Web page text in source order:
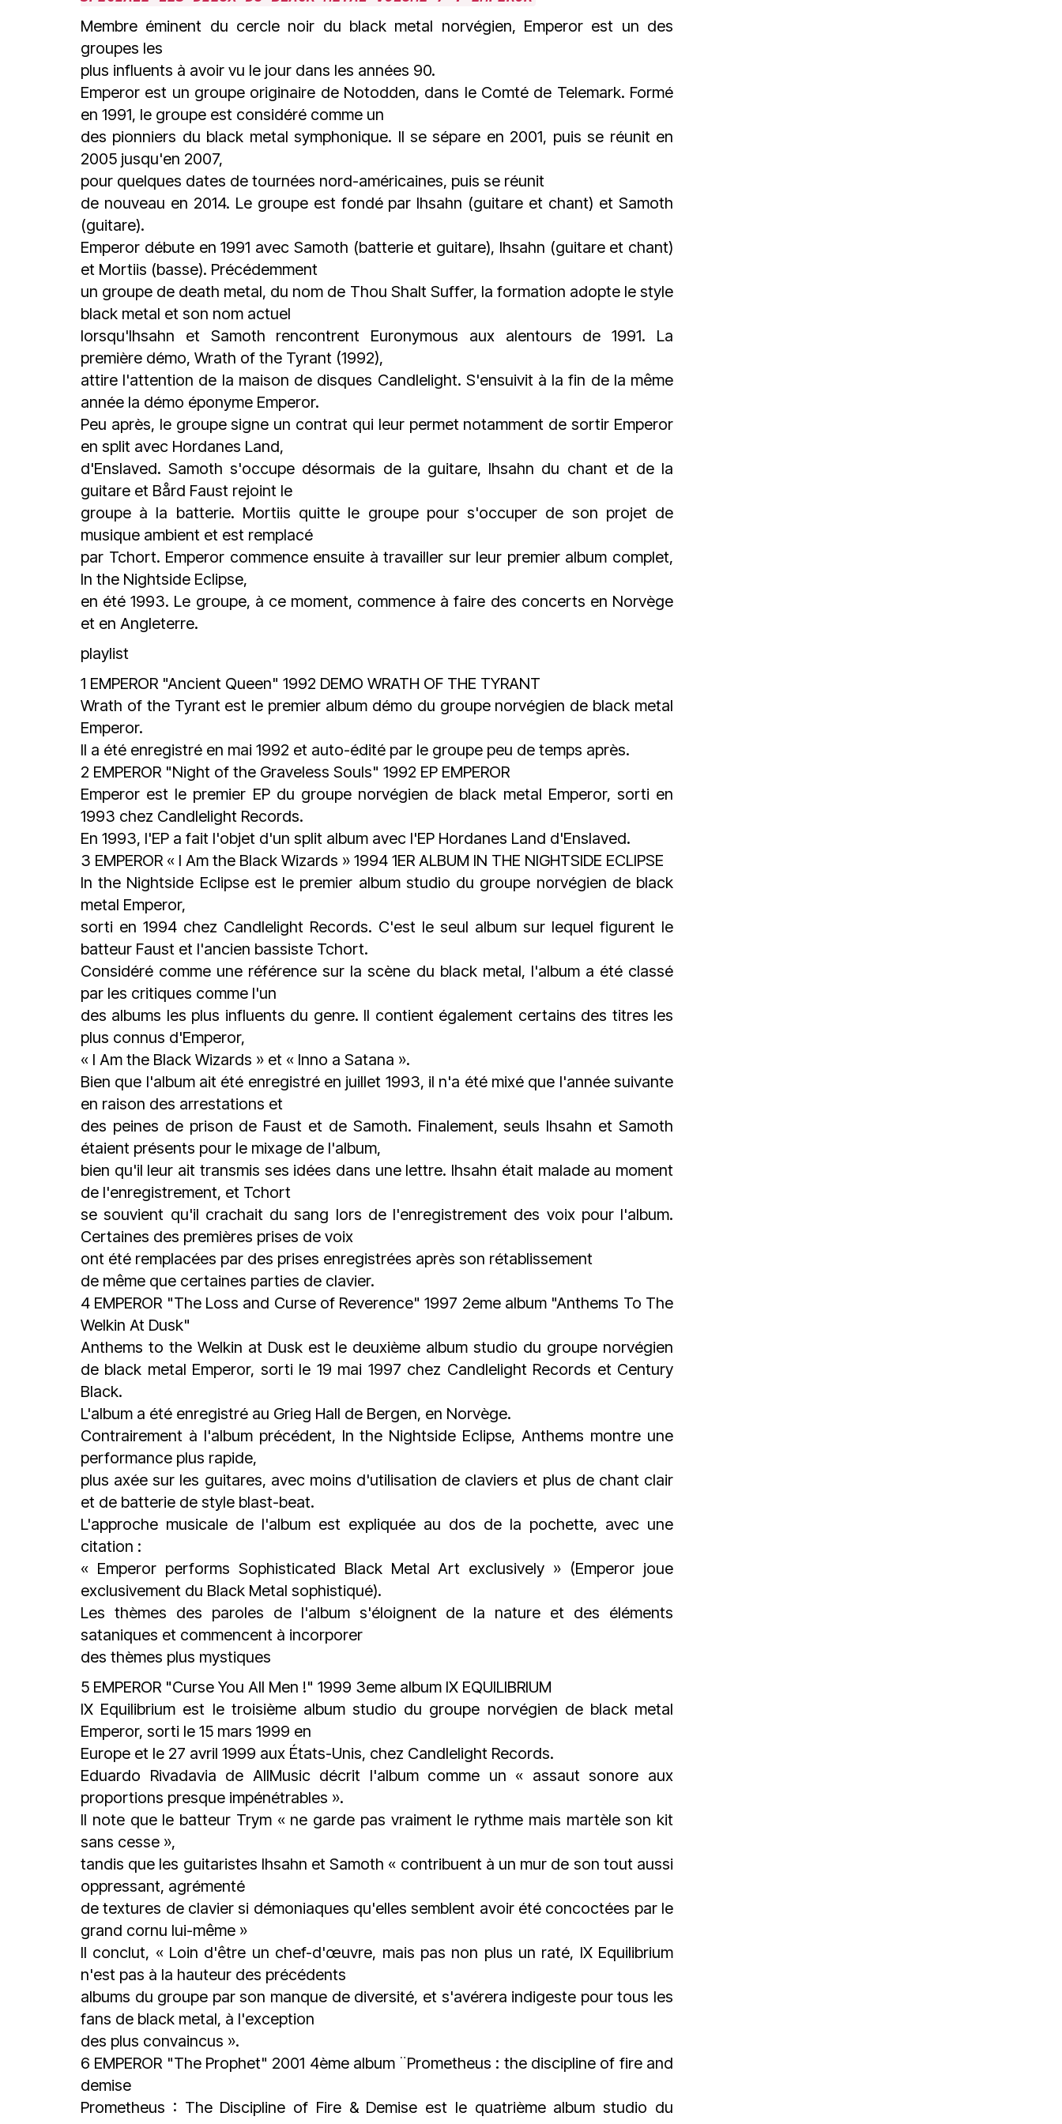
Membre éminent du cercle noir du black metal norvégien, Emperor est un des
groupes les
plus influents à avoir vu le jour dans les années 90.
Emperor est un groupe originaire de Notodden, dans le Comté de Telemark. Formé
en 1991, le groupe est considéré comme un
des pionniers du black metal symphonique. Il se sépare en 2001, puis se réunit en
2005 jusqu'en 2007,
pour quelques dates de tournées nord-américaines, puis se réunit
de nouveau en 2014. Le groupe est fondé par Ihsahn (guitare et chant) et Samoth
(guitare).
Emperor débute en 1991 avec Samoth (batterie et guitare), Ihsahn (guitare et chant)
et Mortiis (basse). Précédemment
un groupe de death metal, du nom de Thou Shalt Suffer, la formation adopte le style
black metal et son nom actuel
lorsqu'Ihsahn et Samoth rencontrent Euronymous aux alentours de 1991. La
première démo, Wrath of the Tyrant (1992),
attire l'attention de la maison de disques Candlelight. S'ensuivit à la fin de la même
année la démo éponyme Emperor.
Peu après, le groupe signe un contrat qui leur permet notamment de sortir Emperor
en split avec Hordanes Land,
d'Enslaved. Samoth s'occupe désormais de la guitare, Ihsahn du chant et de la
guitare et Bård Faust rejoint le
groupe à la batterie. Mortiis quitte le groupe pour s'occuper de son projet de
musique ambient et est remplacé
par Tchort. Emperor commence ensuite à travailler sur leur premier album complet,
In the Nightside Eclipse,
en été 1993. Le groupe, à ce moment, commence à faire des concerts en Norvège
et en Angleterre.
playlist
1 EMPEROR "Ancient Queen" 1992 DEMO WRATH OF THE TYRANT
Wrath of the Tyrant est le premier album démo du groupe norvégien de black metal
Emperor.
Il a été enregistré en mai 1992 et auto-édité par le groupe peu de temps après.
2 EMPEROR "Night of the Graveless Souls" 1992 EP EMPEROR
Emperor est le premier EP du groupe norvégien de black metal Emperor, sorti en
1993 chez Candlelight Records.
En 1993, l'EP a fait l'objet d'un split album avec l'EP Hordanes Land d'Enslaved.
3 EMPEROR « I Am the Black Wizards » 1994 1ER ALBUM IN THE NIGHTSIDE ECLIPSE
In the Nightside Eclipse est le premier album studio du groupe norvégien de black
metal Emperor,
sorti en 1994 chez Candlelight Records. C'est le seul album sur lequel figurent le
batteur Faust et l'ancien bassiste Tchort.
Considéré comme une référence sur la scène du black metal, l'album a été classé
par les critiques comme l'un
des albums les plus influents du genre. Il contient également certains des titres les
plus connus d'Emperor,
« I Am the Black Wizards » et « Inno a Satana ».
Bien que l'album ait été enregistré en juillet 1993, il n'a été mixé que l'année suivante
en raison des arrestations et
des peines de prison de Faust et de Samoth. Finalement, seuls Ihsahn et Samoth
étaient présents pour le mixage de l'album,
bien qu'il leur ait transmis ses idées dans une lettre. Ihsahn était malade au moment
de l'enregistrement, et Tchort
se souvient qu'il crachait du sang lors de l'enregistrement des voix pour l'album.
Certaines des premières prises de voix
ont été remplacées par des prises enregistrées après son rétablissement
de même que certaines parties de clavier.
4 EMPEROR "The Loss and Curse of Reverence" 1997 2eme album "Anthems To The
Welkin At Dusk"
Anthems to the Welkin at Dusk est le deuxième album studio du groupe norvégien
de black metal Emperor, sorti le 19 mai 1997 chez Candlelight Records et Century
Black.
L'album a été enregistré au Grieg Hall de Bergen, en Norvège.
Contrairement à l'album précédent, In the Nightside Eclipse, Anthems montre une
performance plus rapide,
plus axée sur les guitares, avec moins d'utilisation de claviers et plus de chant clair
et de batterie de style blast-beat.
L'approche musicale de l'album est expliquée au dos de la pochette, avec une
citation :
« Emperor performs Sophisticated Black Metal Art exclusively » (Emperor joue
exclusivement du Black Metal sophistiqué).
Les thèmes des paroles de l'album s'éloignent de la nature et des éléments
sataniques et commencent à incorporer
des thèmes plus mystiques
5 EMPEROR "Curse You All Men !" 1999 3eme album IX EQUILIBRIUM
IX Equilibrium est le troisième album studio du groupe norvégien de black metal
Emperor, sorti le 15 mars 1999 en
Europe et le 27 avril 1999 aux États-Unis, chez Candlelight Records.
Eduardo Rivadavia de AllMusic décrit l'album comme un « assaut sonore aux
proportions presque impénétrables ».
Il note que le batteur Trym « ne garde pas vraiment le rythme mais martèle son kit
sans cesse »,
tandis que les guitaristes Ihsahn et Samoth « contribuent à un mur de son tout aussi
oppressant, agrémenté
de textures de clavier si démoniaques qu'elles semblent avoir été concoctées par le
grand cornu lui-même »
Il conclut, « Loin d'être un chef-d'œuvre, mais pas non plus un raté, IX Equilibrium
n'est pas à la hauteur des précédents
albums du groupe par son manque de diversité, et s'avérera indigeste pour tous les
fans de black metal, à l'exception
des plus convaincus ».
6 EMPEROR "The Prophet" 2001 4ème album ¨Prometheus : the discipline of fire and
demise
Prometheus : The Discipline of Fire & Demise est le quatrième album studio du